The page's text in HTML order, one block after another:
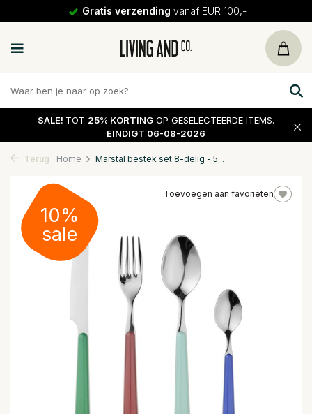
Gratis verzending vanaf EUR 100,-
SALE! TOT 25% KORTING OP GESELECTEERDE ITEMS.
EINDIGT 06-08-2026
Terug Home Marstal bestek set 8-delig - 5...
Toevoegen aan favorieten
10%
sale